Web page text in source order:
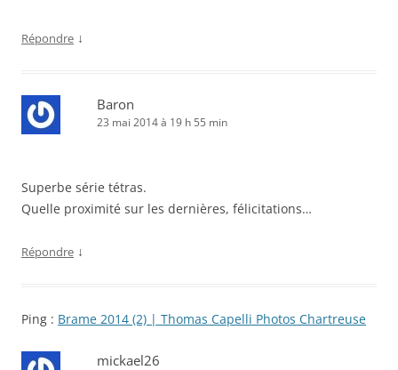
Répondre ↓
Baron
23 mai 2014 à 19 h 55 min
Superbe série tétras.
Quelle proximité sur les dernières, félicitations…
Répondre ↓
Ping : Brame 2014 (2) | Thomas Capelli Photos Chartreuse
mickael26